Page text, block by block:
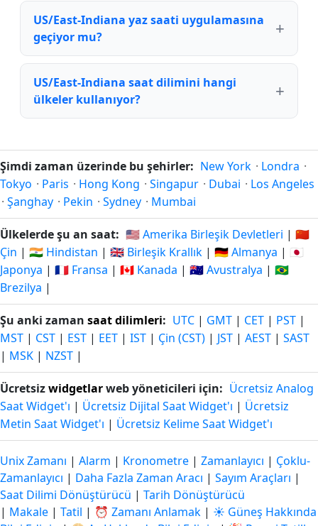
US/East-Indiana yaz saati uygulamasına
geçiyor mu?
US/East-Indiana saat dilimini hangi
ülkeler kullanıyor?
Şimdi zaman üzerinde bu şehirler: New York · Londra ·
Tokyo · Paris · Hong Kong · Singapur · Dubai · Los Angeles
· Şanghay · Pekin · Sydney · Mumbai
Ülkelerde şu an saat: 🇺🇸 Amerika Birleşik Devletleri | 🇨🇳
Çin | 🇮🇳 Hindistan | 🇬🇧 Birleşik Krallık | 🇩🇪 Almanya | 🇯🇵
Japonya | 🇫🇷 Fransa | 🇨🇦 Kanada | 🇦🇺 Avustralya | 🇧🇷
Brezilya |
Şu anki zaman saat dilimleri: UTC | GMT | CET | PST |
MST | CST | EST | EET | IST | Çin (CST) | JST | AEST | SAST
| MSK | NZST |
Ücretsizwidgetlarweb yöneticileri için: Ücretsiz Analog
Saat Widget'ı | Ücretsiz Dijital Saat Widget'ı | Ücretsiz
Metin Saat Widget'ı | Ücretsiz Kelime Saat Widget'ı
Unix Zamanı | Alarm | Kronometre | Zamanlayıcı | Çoklu-
Zamanlayıcı | Daha Fazla Zaman Aracı | Sayım Araçları |
Saat Dilimi Dönüştürücü | Tarih Dönüştürücü
| Makale | Tatil | ⏰ Zamanı Anlamak | ☀️ Güneş Hakkında